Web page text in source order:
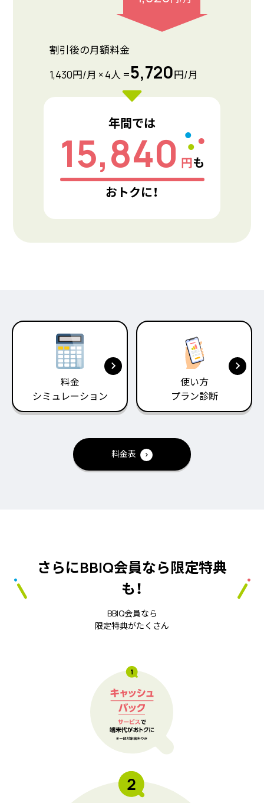
割引後の月額料金
1,430円/月 × 4人 =5,720円/月
年間では
15,840 円も
おトクに！
料金
シミュレーション
使い方
プラン診断
料金表
さらにBBIQ会員なら限定特典
も！
BBIQ会員なら
限定特典がたくさん